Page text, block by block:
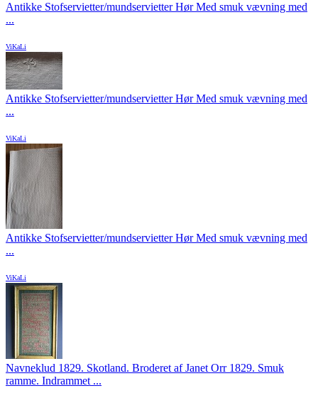
Antikke Stofservietter/mundservietter Hør Med smuk vævning med
...
ViKaLi
Antikke Stofservietter/mundservietter Hør Med smuk vævning med
...
ViKaLi
Antikke Stofservietter/mundservietter Hør Med smuk vævning med
...
ViKaLi
Navneklud 1829. Skotland. Broderet af Janet Orr 1829. Smuk
ramme. Indrammet ...